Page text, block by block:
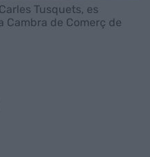
Tusquets, es
Cambra de Comerç de